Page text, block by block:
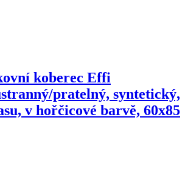
koberec Effi
pratelný, syntetický,
v hořčicové barvě, 60x85